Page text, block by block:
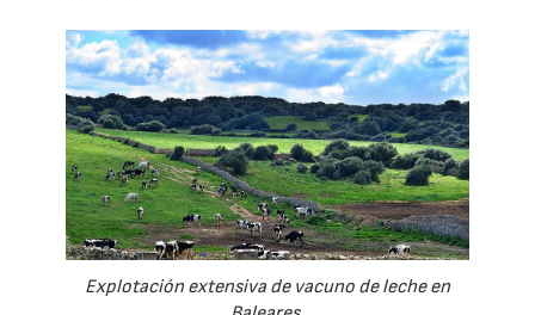
Explotación extensiva de vacuno de leche en